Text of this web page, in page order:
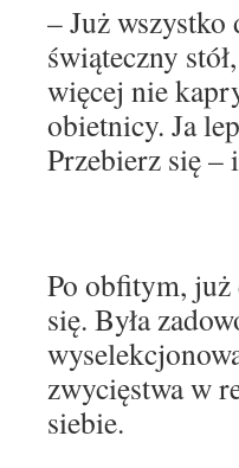
– Już wszystko
świąteczny
więcej nie
obietnicy. Ja
Przebierz się –
Po obfitym, już
się. Była
zwycięstwa w
siebie.